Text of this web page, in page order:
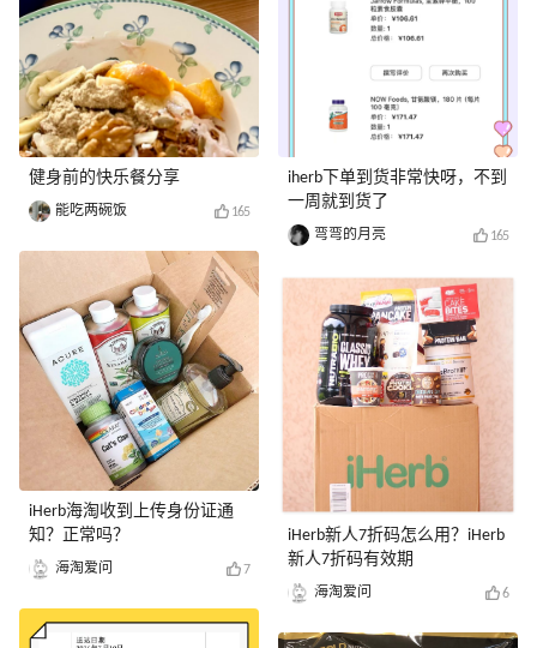
健身前的快乐餐分享
能吃两碗饭 165
iHerb海淘收到上传身份证通
知？正常吗？
海淘爱问 7
iherb下单到货非常快呀，不到
一周就到货了
弯弯的月亮 165
iHerb新人7折码怎么用？iHerb
新人7折码有效期
海淘爱问 6